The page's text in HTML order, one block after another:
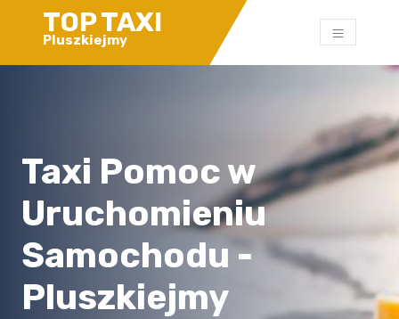
TOP TAXI
Pluszkiejmy
Taxi Pomoc w
Uruchomieniu
Samochodu -
Pluszkiejmy